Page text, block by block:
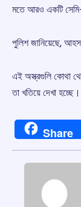
মতে আরও একটি
পুলিশ জানিয়েছে,
এই অস্ত্রগুলি কোথা
তা খতিয়ে দেখা হচ্ছে।
Share